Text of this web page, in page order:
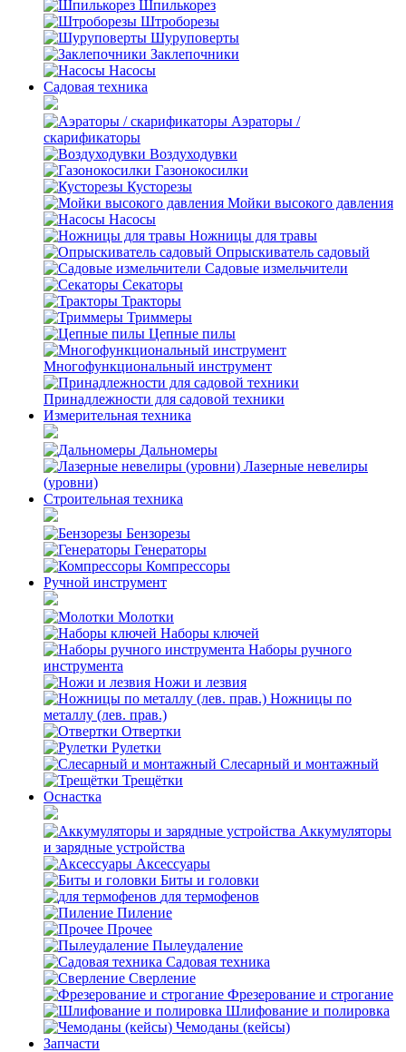
Шпилькорез
Штроборезы
Шуруповерты
Заклепочники
Насосы
Садовая техника
Аэраторы /
скарификаторы
Воздуходувки
Газонокосилки
Кусторезы
Мойки высокого давления
Насосы
Ножницы для травы
Опрыскиватель садовый
Садовые измельчители
Секаторы
Тракторы
Триммеры
Цепные пилы
Многофункциональный инструмент
Принадлежности для садовой техники
Измерительная техника
Дальномеры
Лазерные невелиры
(уровни)
Строительная техника
Бензорезы
Генераторы
Компрессоры
Ручной инструмент
Молотки
Наборы ключей
Наборы ручного
инструмента
Ножи и лезвия
Ножницы по
металлу (лев. прав.)
Отвертки
Рулетки
Слесарный и монтажный
Трещётки
Оснастка
Аккумуляторы
и зарядные устройства
Аксессуары
Биты и головки
для термофенов
Пиление
Прочее
Пылеудаление
Садовая техника
Сверление
Фрезерование и строгание
Шлифование и полировка
Чемоданы (кейсы)
Запчасти